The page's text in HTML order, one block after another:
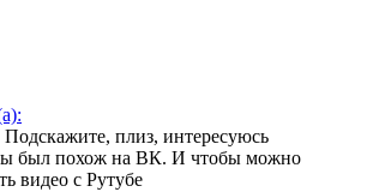
плиз, интересуюсь
был похож на ВК. И чтобы можно
видео с Рутубе